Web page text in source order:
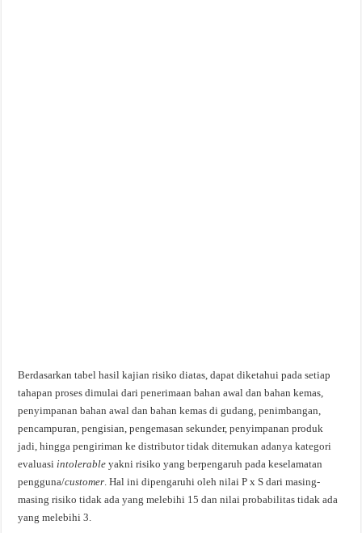
Berdasarkan tabel hasil kajian risiko diatas, dapat diketahui pada setiap
tahapan proses dimulai dari penerimaan bahan awal dan bahan kemas,
penyimpanan bahan awal dan bahan kemas di gudang, penimbangan,
pencampuran, pengisian, pengemasan sekunder, penyimpanan produk
jadi, hingga pengiriman ke distributor tidak ditemukan adanya kategori
evaluasi intolerable yakni risiko yang berpengaruh pada keselamatan
pengguna/customer . Hal ini dipengaruhi oleh nilai P x S dari masing-
masing risiko tidak ada yang melebihi 15 dan nilai probabilitas tidak ada
yang melebihi 3.